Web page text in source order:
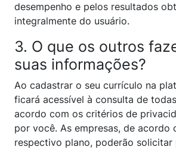
desempenho e pelos resultados
integralmente do usuário.
3. O que os outros
suas informações?
Ao cadastrar o seu currículo na
ficará acessível à consulta de
acordo com os critérios de
por você. As empresas, de acordo
respectivo plano, poderão solicitar